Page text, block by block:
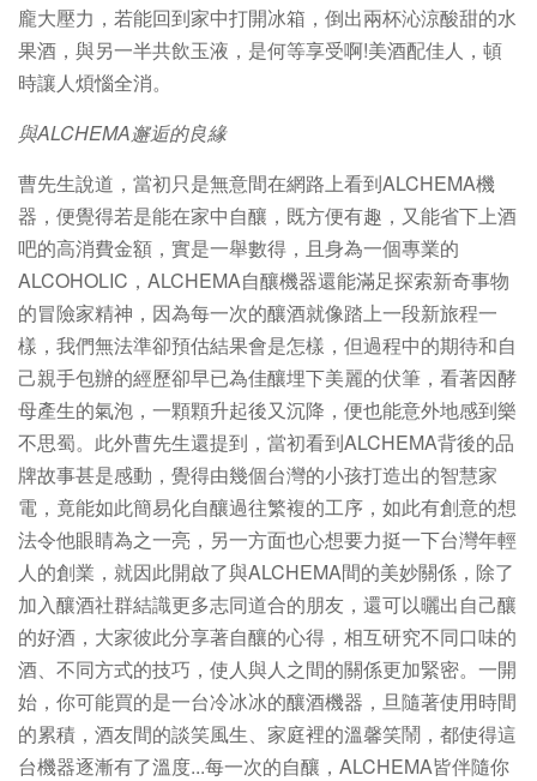
龐大壓力，若能回到家中打開冰箱，倒出兩杯沁涼酸甜的水
果酒，與另一半共飲玉液，是何等享受啊!美酒配佳人，頓
時讓人煩惱全消。
與ALCHEMA邂逅的良緣
曹先生說道，當初只是無意間在網路上看到ALCHEMA機
器，便覺得若是能在家中自釀，既方便有趣，又能省下上酒
吧的高消費金額，實是一舉數得，且身為一個專業的
ALCOHOLIC，ALCHEMA自釀機器還能滿足探索新奇事物
的冒險家精神，因為每一次的釀酒就像踏上一段新旅程一
樣，我們無法準卻預估結果會是怎樣，但過程中的期待和自
己親手包辦的經歷卻早已為佳釀埋下美麗的伏筆，看著因酵
母產生的氣泡，一顆顆升起後又沉降，便也能意外地感到樂
不思蜀。此外曹先生還提到，當初看到ALCHEMA背後的品
牌故事甚是感動，覺得由幾個台灣的小孩打造出的智慧家
電，竟能如此簡易化自釀過往繁複的工序，如此有創意的想
法令他眼睛為之一亮，另一方面也心想要力挺一下台灣年輕
人的創業，就因此開啟了與ALCHEMA間的美妙關係，除了
加入釀酒社群結識更多志同道合的朋友，還可以曬出自己釀
的好酒，大家彼此分享著自釀的心得，相互研究不同口味的
酒、不同方式的技巧，使人與人之間的關係更加緊密。一開
始，你可能買的是一台冷冰冰的釀酒機器，旦隨著使用時間
的累積，酒友間的談笑風生、家庭裡的溫馨笑鬧，都使得這
台機器逐漸有了溫度...每一次的自釀，ALCHEMA皆伴隨你